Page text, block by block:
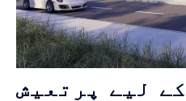
لیے پرتعیش